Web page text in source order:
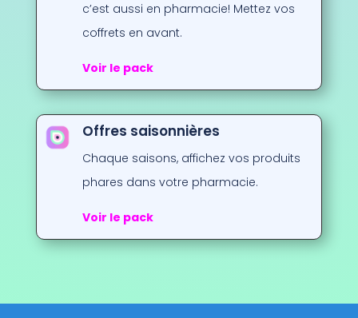
c’est aussi en pharmacie! Mettez vos
coffrets en avant.
Voir le pack
Offres saisonnières
Chaque saisons, affichez vos produits
phares dans votre pharmacie.
Voir le pack